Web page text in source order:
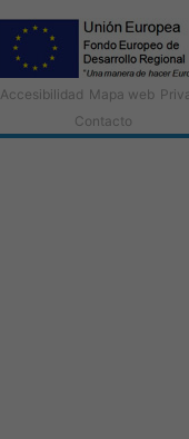
Accesibilidad Mapa web
Contacto